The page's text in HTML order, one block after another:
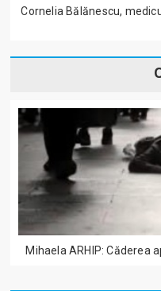
Cornelia Bălănescu,
Mihaela ARHIP: Căderea